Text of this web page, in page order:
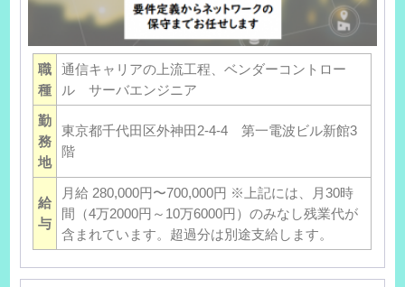
職
種
通信キャリアの上流工程、ベンダーコントロー
ル サーバエンジニア
勤
務
地
東京都千代田区外神田2-4-4 第一電波ビル新館3
階
給
与
月給 280,000円〜700,000円 ※上記には、月30時
間（4万2000円～10万6000円）のみなし残業代が
含まれています。超過分は別途支給します。